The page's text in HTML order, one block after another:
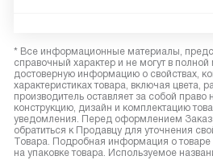
* Все информационные материалы,
справочный характер и не могут в
достоверную информацию о свойствах,
характеристиках товара, включая
производитель оставляет за собой
конструкцию, дизайн и комплектацию
уведомления. Перед оформлением
обратиться к Продавцу для уточнения
Товара. Подробная информация о товаре
на упаковке товара. Используемое